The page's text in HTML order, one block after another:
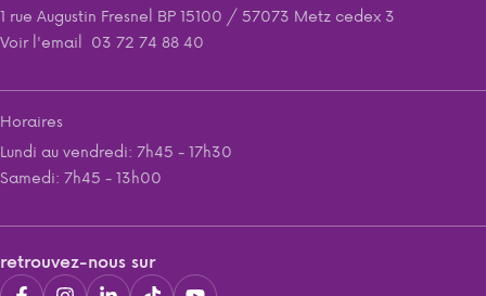
1 rue Augustin Fresnel BP 15100 / 57073 Metz cedex 3
Voir l'email 03 72 74 88 40
Horaires
Lundi au vendredi: 7h45 - 17h30
Samedi: 7h45 - 13h00
retrouvez-nous sur